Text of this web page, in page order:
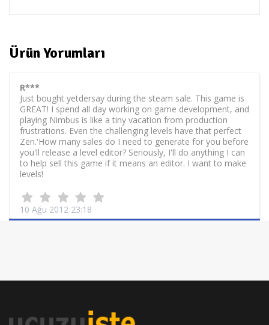
Ürün Yorumları
R***
Just bought yetdersay during the steam sale. This game is
GREAT! I spend all day working on game development, and
playing Nimbus is like a tiny vacation from production
frustrations. Even the challenging levels have that perfect
Zen.'How many sales do I need to generate for you before
you'll release a level editor? Seriously, I'll do anything I can
to help sell this game if it means an editor. I want to make
levels!
10 Ağu 2012 23:18